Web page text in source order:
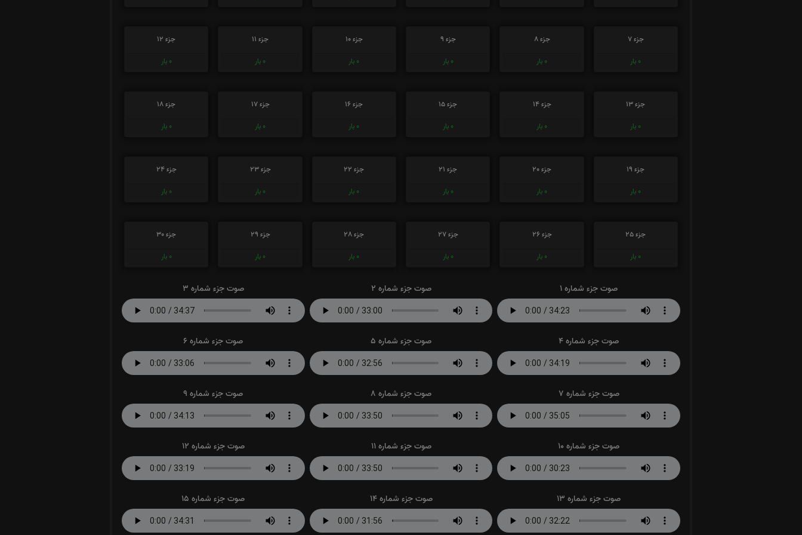
جزء 7
0 بار
جزء 8
0 بار
جزء 9
0 بار
جزء 10
0 بار
جزء 11
0 بار
جزء 12
0 بار
جزء 13
0 بار
جزء 14
0 بار
جزء 15
0 بار
جزء 16
0 بار
جزء 17
0 بار
جزء 18
0 بار
جزء 19
0 بار
جزء 20
0 بار
جزء 21
0 بار
جزء 22
0 بار
جزء 23
0 بار
جزء 24
0 بار
جزء 25
0 بار
جزء 26
0 بار
جزء 27
0 بار
جزء 28
0 بار
جزء 29
0 بار
جزء 30
0 بار
صوت جزء شماره 1 صوت جزء شماره 2 صوت جزء شماره 3
صوت جزء شماره 4 صوت جزء شماره 5 صوت جزء شماره 6
صوت جزء شماره 7 صوت جزء شماره 8 صوت جزء شماره 9
صوت جزء شماره 10 صوت جزء شماره 11 صوت جزء شماره 12
صوت جزء شماره 13 صوت جزء شماره 14 صوت جزء شماره 15